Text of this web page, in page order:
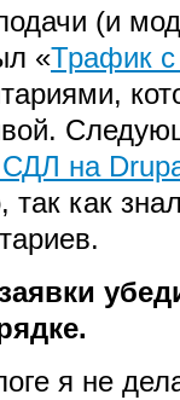
(и
«Трафик
на
как
я не